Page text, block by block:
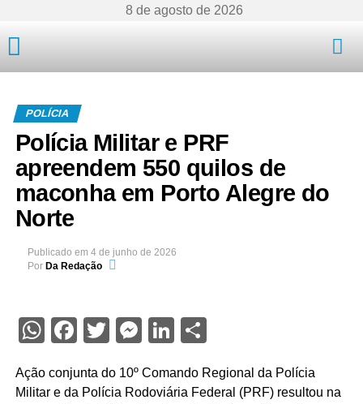
8 de agosto de 2026
POLÍCIA
Polícia Militar e PRF
apreendem 550 quilos de
maconha em Porto Alegre do
Norte
Publicado em 4 de junho de 2026
Por Da Redação
WhatsApp
Facebook
Twitter
Messenger
LinkedIn
Share
Ação conjunta do 10º Comando Regional da Polícia
Militar e da Polícia Rodoviária Federal (PRF) resultou na